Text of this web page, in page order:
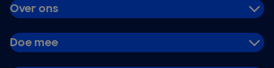
Over ons
Doe mee